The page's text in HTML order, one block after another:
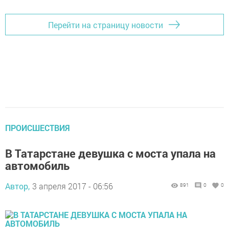
Перейти на страницу новости
ПРОИСШЕСТВИЯ
В Татарстане девушка с моста упала на
автомобиль
Автор, 3 апреля 2017 - 06:56 891 0 0